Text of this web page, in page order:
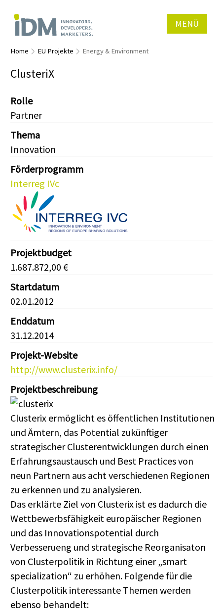
MENÜ
Home EU Projekte Energy & Environment
ClusteriX
Rolle
Partner
Thema
Innovation
Förderprogramm
Interreg IVc
Projektbudget
1.687.872,00 €
Startdatum
02.01.2012
Enddatum
31.12.2014
Projekt-Website
http://www.clusterix.info/
Projektbeschreibung
Clusterix ermöglicht es öffentlichen Institutionen
und Ämtern, das Potential zukünftiger
strategischer Clusterentwicklungen durch einen
Erfahrungsaustausch und Best Practices von
neun Partnern aus acht verschiedenen Regionen
zu erkennen und zu analysieren.
Das erklärte Ziel von Clusterix ist es dadurch die
Wettbewerbsfähigkeit europäischer Regionen
und das Innovationspotential durch
Verbesserueng und strategische Reorganisaton
von Clusterpolitik in Richtung einer „smart
specialization“ zu erhöhen. Folgende für die
Clusterpolitik interessante Themen werden
ebenso behandelt: